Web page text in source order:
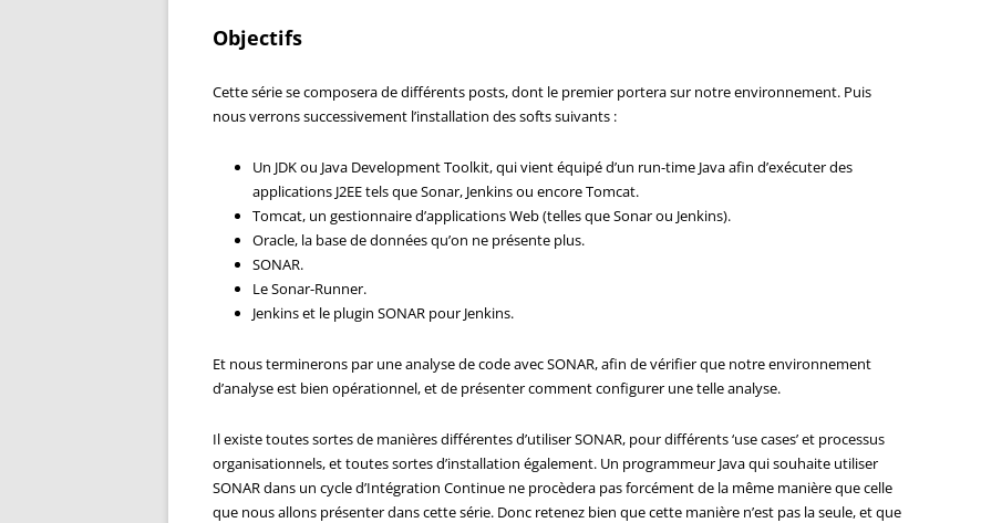
Objectifs
Cette série se composera de différents posts, dont le premier portera sur notre environnement. Puis
nous verrons successivement l’installation des softs suivants :
Un JDK ou Java Development Toolkit, qui vient équipé d’un run-time Java afin d’exécuter des
applications J2EE tels que Sonar, Jenkins ou encore Tomcat.
Tomcat, un gestionnaire d’applications Web (telles que Sonar ou Jenkins).
Oracle, la base de données qu’on ne présente plus.
SONAR.
Le Sonar-Runner.
Jenkins et le plugin SONAR pour Jenkins.
Et nous terminerons par une analyse de code avec SONAR, afin de vérifier que notre environnement
d’analyse est bien opérationnel, et de présenter comment configurer une telle analyse.
Il existe toutes sortes de manières différentes d’utiliser SONAR, pour différents ‘use cases’ et processus
organisationnels, et toutes sortes d’installation également. Un programmeur Java qui souhaite utiliser
SONAR dans un cycle d’Intégration Continue ne procèdera pas forcément de la même manière que celle
que nous allons présenter dans cette série. Donc retenez bien que cette manière n’est pas la seule, et que